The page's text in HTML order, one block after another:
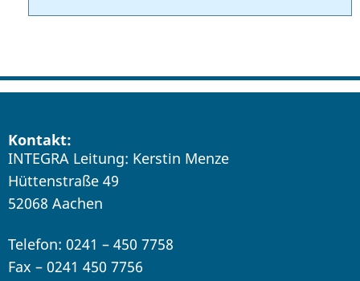
Kontakt:
INTEGRA Leitung: Kerstin Menze
Hüttenstraße 49
52068 Aachen
Telefon: 0241 – 450 7758
Fax – 0241 450 7756